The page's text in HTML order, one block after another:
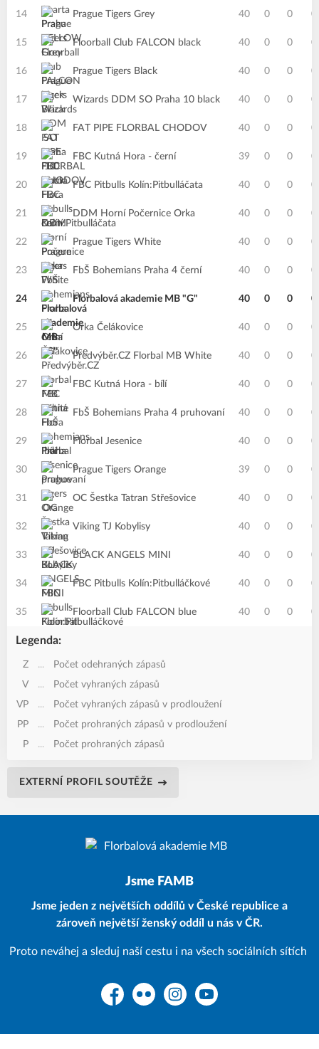
14 Prague Tigers Grey 40 0 0 0
15 Floorball Club FALCON black 40 0 0 0
16 Prague Tigers Black 40 0 0 0
17 Wizards DDM SO Praha 10 black 40 0 0 0
18 FAT PIPE FLORBAL CHODOV 40 0 0 0
19 FBC Kutná Hora - černí 39 0 0 0
20 FBC Pitbulls Kolín:Pitbulláčata 40 0 0 0
21 DDM Horní Počernice Orka 40 0 0 0
22 Prague Tigers White 40 0 0 0
23 FbŠ Bohemians Praha 4 černí 40 0 0 0
24 Florbalová akademie MB "G" 40 0 0 0
25 Orka Čelákovice 40 0 0 0
26 Předvýběr.CZ Florbal MB White 40 0 0 0
27 FBC Kutná Hora - bílí 40 0 0 0
28 FbŠ Bohemians Praha 4 pruhovaní 40 0 0 0
29 Florbal Jesenice 40 0 0 0
30 Prague Tigers Orange 39 0 0 0
31 OC Šestka Tatran Střešovice 40 0 0 0
32 Viking TJ Kobylisy 40 0 0 0
33 BLACK ANGELS MINI 40 0 0 0
34 FBC Pitbulls Kolín:Pitbulláčkové 40 0 0 0
35 Floorball Club FALCON blue 40 0 0 0
Legenda:
Z ...
Počet odehraných zápasů
V
...
Počet vyhraných zápasů
VP
...
Počet vyhraných zápasů v prodloužení
PP
...
Počet prohraných zápasů v prodloužení
P
... Počet prohraných zápasů
EXTERNÍ PROFIL SOUTĚŽE
Jsme FAMB
Jsme jeden z největších oddílů v České republice a
zároveň největší ženský oddíl u nás v ČR.
Proto neváhej a sleduj naší cestu i na všech sociálních sítích
FacebookFlickr InstagramYouTube